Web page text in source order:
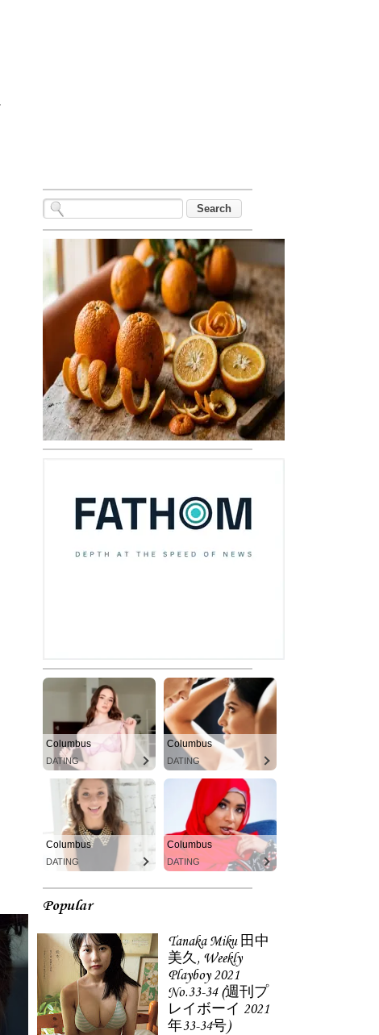
Columbus
DATING
Columbus
DATING
Columbus
DATING
Columbus
DATING
Popular
Tanaka Miku 田中
美久, Weekly
Playboy 2021
No.33-34 (週刊プ
レイボーイ 2021
年33-34号)